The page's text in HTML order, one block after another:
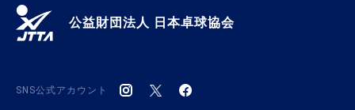
公益財団法人 日本卓球協会
SNS公式アカウント